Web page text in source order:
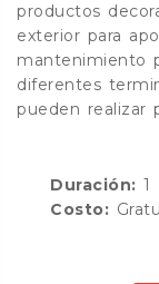
productos
exterior para
mantenimiento
diferentes
pueden realizar
Duración: 1
Costo: